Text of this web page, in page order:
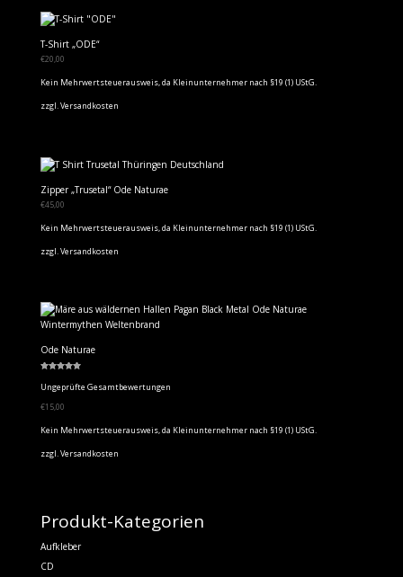
T-Shirt „ODE“
€20,00
Kein Mehrwertsteuerausweis, da Kleinunternehmer nach §19 (1) UStG.
zzgl.Versandkosten
Zipper „Trusetal“ Ode Naturae
€45,00
Kein Mehrwertsteuerausweis, da Kleinunternehmer nach §19 (1) UStG.
zzgl.Versandkosten
Ode Naturae
mit
5.00
Ungeprüfte Gesamtbewertungen
€15,00
Kein Mehrwertsteuerausweis, da Kleinunternehmer nach §19 (1) UStG.
zzgl.Versandkosten
Produkt-Kategorien
Aufkleber
CD